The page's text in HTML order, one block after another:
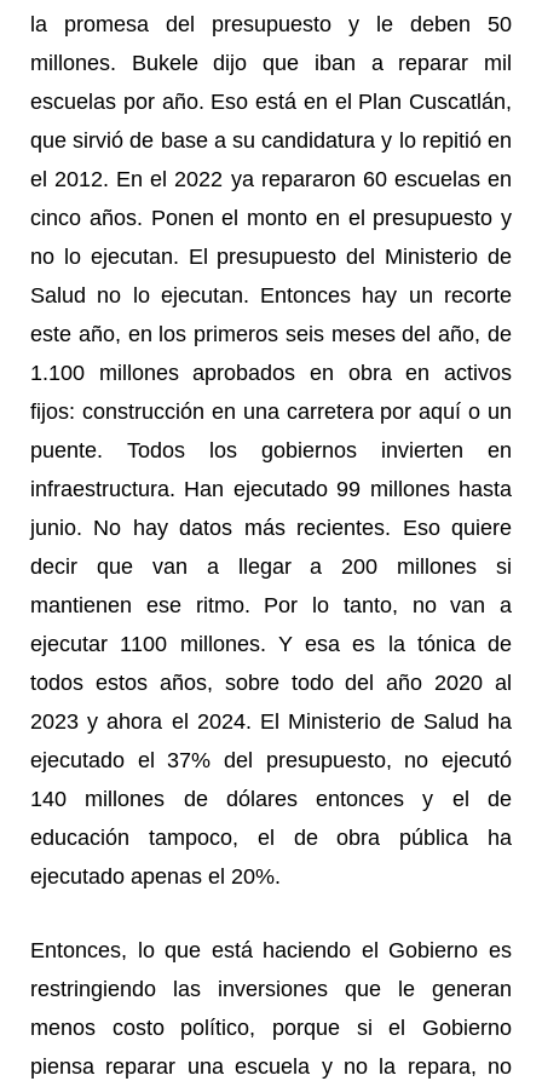
la promesa del presupuesto y le deben 50
millones. Bukele dijo que iban a reparar mil
escuelas por año. Eso está en el Plan Cuscatlán,
que sirvió de base a su candidatura y lo repitió en
el 2012. En el 2022 ya repararon 60 escuelas en
cinco años. Ponen el monto en el presupuesto y
no lo ejecutan. El presupuesto del Ministerio de
Salud no lo ejecutan. Entonces hay un recorte
este año, en los primeros seis meses del año, de
1.100 millones aprobados en obra en activos
fijos: construcción en una carretera por aquí o un
puente. Todos los gobiernos invierten en
infraestructura. Han ejecutado 99 millones hasta
junio. No hay datos más recientes. Eso quiere
decir que van a llegar a 200 millones si
mantienen ese ritmo. Por lo tanto, no van a
ejecutar 1100 millones. Y esa es la tónica de
todos estos años, sobre todo del año 2020 al
2023 y ahora el 2024. El Ministerio de Salud ha
ejecutado el 37% del presupuesto, no ejecutó
140 millones de dólares entonces y el de
educación tampoco, el de obra pública ha
ejecutado apenas el 20%.
Entonces, lo que está haciendo el Gobierno es
restringiendo las inversiones que le generan
menos costo político, porque si el Gobierno
piensa reparar una escuela y no la repara, no